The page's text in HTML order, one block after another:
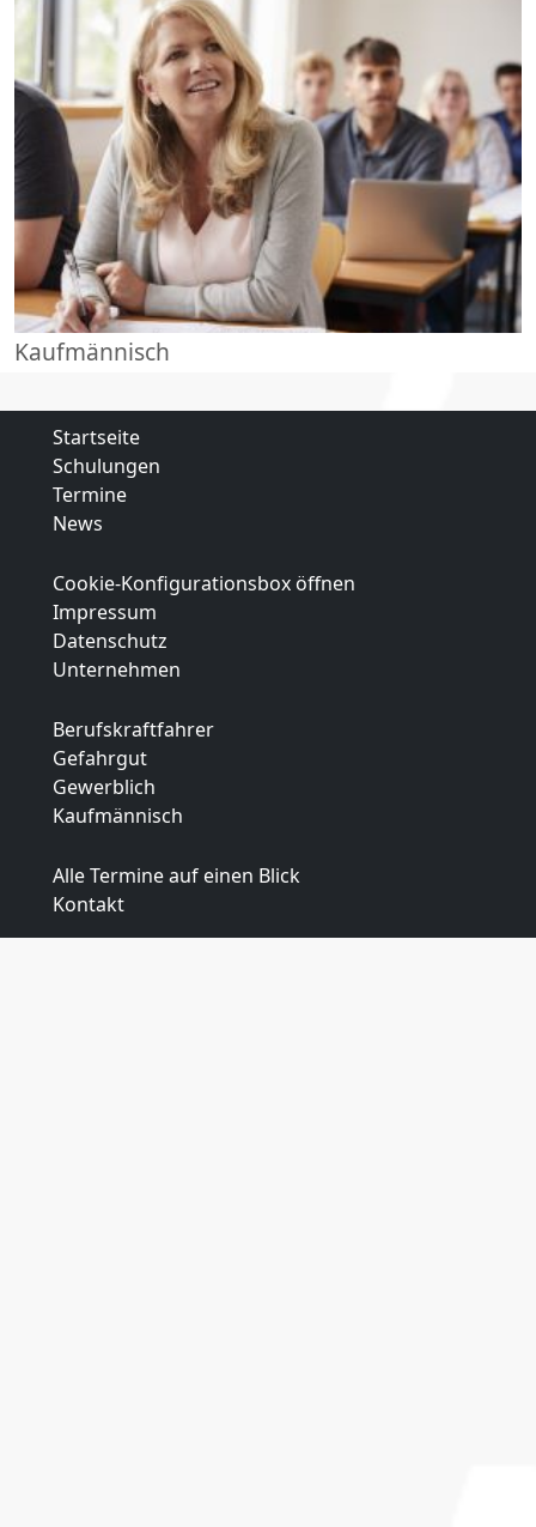
Kaufmännisch
Startseite
Schulungen
Termine
News
Cookie-Konfigurationsbox öffnen
Impressum
Datenschutz
Unternehmen
Berufskraftfahrer
Gefahrgut
Gewerblich
Kaufmännisch
Alle Termine auf einen Blick
Kontakt